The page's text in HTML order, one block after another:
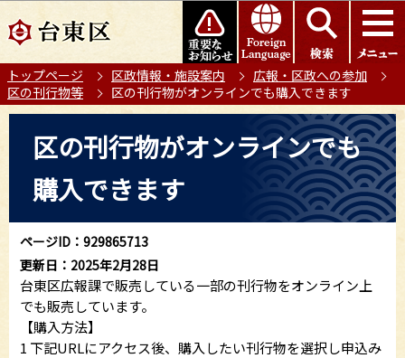
の
ー
ジ
このページの本文へ移動
トップページ 区政情報・施設案内
広報・区政への参加
区の刊行物等
区の刊行物がオンラインでも購入できます
ら
区の刊行物がオンラインでも
購入できます
ページID：929865713
更新日：2025年2月28日
台東区広報課で販売している一部の刊行物をオンライン上
でも販売しています。
【購入方法】
1 下記URLにアクセス後、購入したい刊行物を選択し申込み